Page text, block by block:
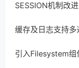
SESSION机制改进
缓存及日志支持多
引入Filesystem组